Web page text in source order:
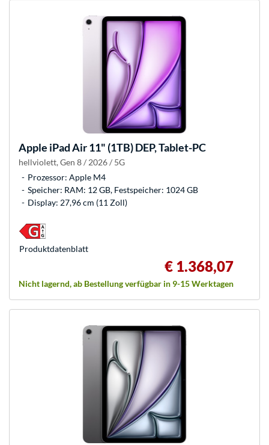
Apple iPad Air 11" (1TB) DEP, Tablet-PC
hellviolett, Gen 8 / 2026 / 5G
Prozessor: Apple M4
Speicher: RAM: 12 GB, Festspeicher: 1024 GB
Display: 27,96 cm (11 Zoll)
€ 1.368,07
Nicht lagernd, ab Bestellung verfügbar in 9-15 Werktagen
Produkt­datenblatt